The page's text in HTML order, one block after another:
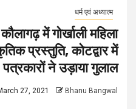
धर्म एवं अध्यात्म
में गोर्खाली महिला
प्रस्तुति, कोटद्वार में
पत्रकारों ने उड़ाया गुलाल
27, 2021 Bhanu Bangwal